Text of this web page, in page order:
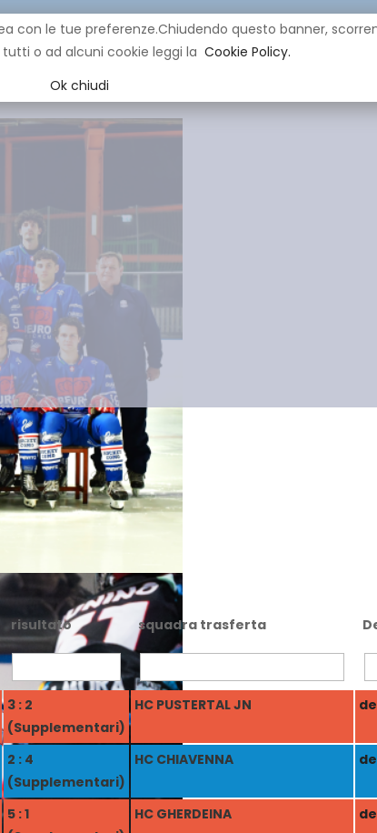
YOUNG
risultato squadra trasferta
3 : 2
(Supplementari)
HC PUSTERTAL JN
2 : 4
(Supplementari)
HC CHIAVENNA
5 : 1
HC GHERDEINA
con le tue preferenze.Chiudendo questo banner,
o ad alcuni cookie leggi la Cookie Policy.
Ok chiudi